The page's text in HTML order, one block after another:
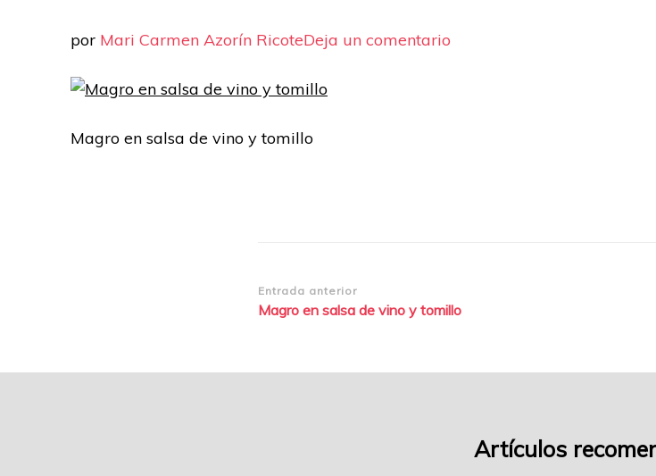
por Mari Carmen Azorín RicoteDeja un comentario
Magro en salsa de vino y tomillo
Navegación
de
Entrada anterior
Magro en salsa de vino y tomillo
Artículos